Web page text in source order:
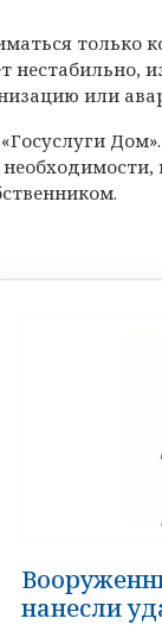
только
нестабильно,
или
нанесли